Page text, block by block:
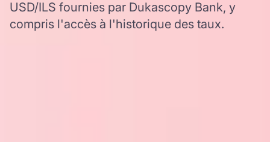
USD/ILS fournies par Dukascopy Bank, y
compris l'accès à l'historique des taux.